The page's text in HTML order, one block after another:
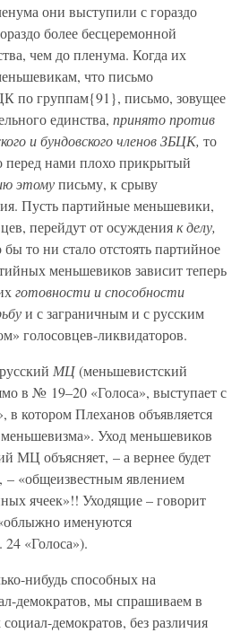
они выступили с гораздо
более бесцеремонной
чем до пленума. Когда их
что письмо
по группам{91}, письмо, зовущее
единства, принято против
и бундовского членов ЗБЦК, то
перед нами плохо прикрытый
этомуписьму, к срыву
Пусть партийные меньшевики,
перейдут от осужденияк делу,
то ни стало отстоять партийное
меньшевиков зависит теперь
готовности и способности
и с заграничным и с русским
голосовцев-ликвидаторов.
МЦ(меньшевистский
в № 19–20 «Голоса», выступает с
котором Плеханов объявляется
Уход меньшевиков
МЦ объясняет, – а вернее будет
– «общеизвестным явлением
ячеек»!! Уходящие – говорит
именуются
«Голоса»).
нибудь способных на
демократов, мы спрашиваем в
демократов, без различия